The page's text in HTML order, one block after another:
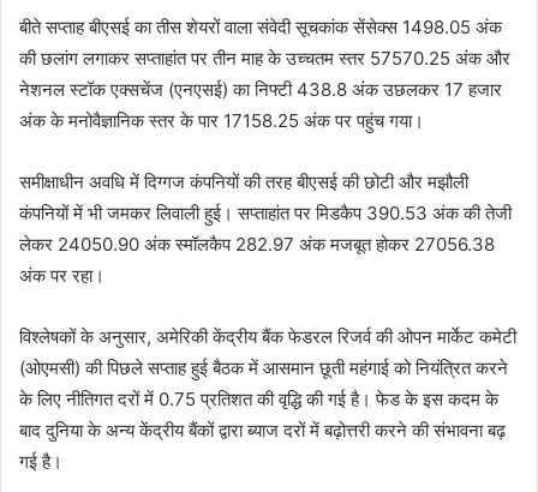
बीते सप्ताह बीएसई का तीस शेयरों वाला संवेदी सूचकांक सेंसेक्स 1498.05 अंक
की छलांग लगाकर सप्ताहांत पर तीन माह के उच्चतम स्तर 57570.25 अंक और
नेशनल स्टॉक एक्सचेंज (एनएसई) का निफ्टी 438.8 अंक उछलकर 17 हजार
अंक के मनोवैज्ञानिक स्तर के पार 17158.25 अंक पर पहुंच गया।
समीक्षाधीन अवधि में दिग्गज कंपनियों की तरह बीएसई की छोटी और मझौली
कंपनियों में भी जमकर लिवाली हुई। सप्ताहांत पर मिडकैप 390.53 अंक की तेजी
लेकर 24050.90 अंक स्मॉलकैप 282.97 अंक मजबूत होकर 27056.38
अंक पर रहा।
विश्लेषकों के अनुसार, अमेरिकी केंद्रीय बैंक फेडरल रिजर्व की ओपन मार्केट कमेटी
(ओएमसी) की पिछले सप्ताह हुई बैठक में आसमान छूती महंगाई को नियंत्रित करने
के लिए नीतिगत दरों में 0.75 प्रतिशत की वृद्धि की गई है। फेड के इस कदम के
बाद दुनिया के अन्य केंद्रीय बैंकों द्वारा ब्याज दरों में बढ़ोत्तरी करने की संभावना बढ़
गई है।